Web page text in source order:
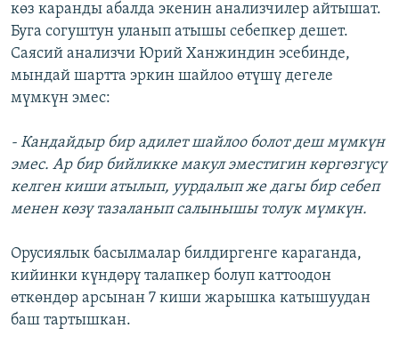
көз каранды абалда экенин анализчилер айтышат.
Буга согуштун уланып атышы себепкер дешет.
Саясий анализчи Юрий Ханжиндин эсебинде,
мындай шартта эркин шайлоо өтүшү дегеле
мүмкүн эмес:
- Кандайдыр бир адилет шайлоо болот деш мүмкүн
эмес. Ар бир бийликке макул эместигин көргөзгүсү
келген киши атылып, уурдалып же дагы бир себеп
менен көзү тазаланып салынышы толук мүмкүн.
Орусиялык басылмалар билдиргенге караганда,
кийинки күндөрү талапкер болуп каттоодон
өткөндөр арсынан 7 киши жарышка катышуудан
баш тартышкан.